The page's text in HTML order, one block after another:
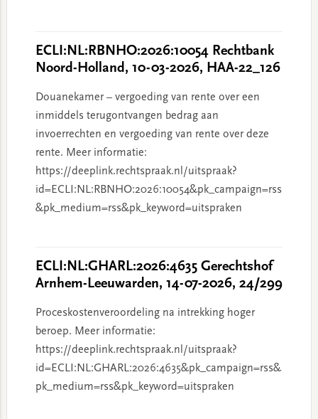
ECLI:NL:RBNHO:2026:10054 Rechtbank
Noord-Holland, 10-03-2026, HAA-22_126
Douanekamer – vergoeding van rente over een
inmiddels terugontvangen bedrag aan
invoerrechten en vergoeding van rente over deze
rente. Meer informatie:
https://deeplink.rechtspraak.nl/uitspraak?
id=ECLI:NL:RBNHO:2026:10054&pk_campaign=rss
&pk_medium=rss&pk_keyword=uitspraken
ECLI:NL:GHARL:2026:4635 Gerechtshof
Arnhem-Leeuwarden, 14-07-2026, 24/299
Proceskostenveroordeling na intrekking hoger
beroep. Meer informatie:
https://deeplink.rechtspraak.nl/uitspraak?
id=ECLI:NL:GHARL:2026:4635&pk_campaign=rss&
pk_medium=rss&pk_keyword=uitspraken